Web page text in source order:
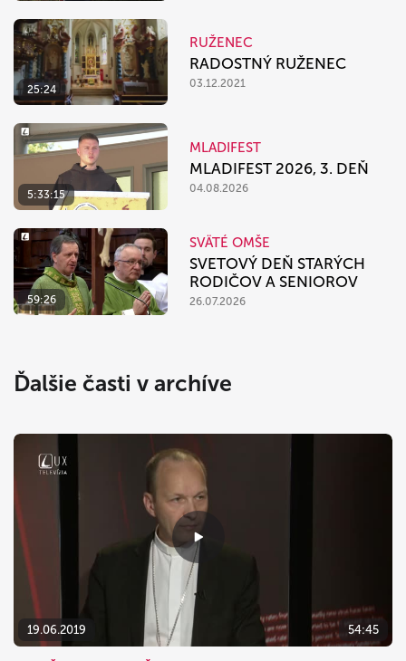
25:24
RUŽENEC
RADOSTNÝ RUŽENEC
03.12.2021
5:33:15
MLADIFEST
MLADIFEST 2026, 3. DEŇ
04.08.2026
59:26
SVÄTÉ OMŠE
SVETOVÝ DEŇ STARÝCH
RODIČOV A SENIOROV
26.07.2026
Ďalšie časti v archíve
19.06.2019 54:45